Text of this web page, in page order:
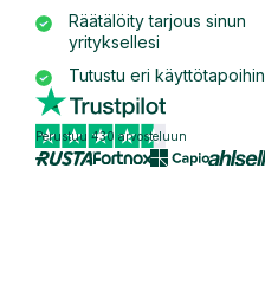
Räätälöity tarjous sinun
yrityksellesi
Tutustu eri käyttötapoihin
Perustuu 430 arvosteluun